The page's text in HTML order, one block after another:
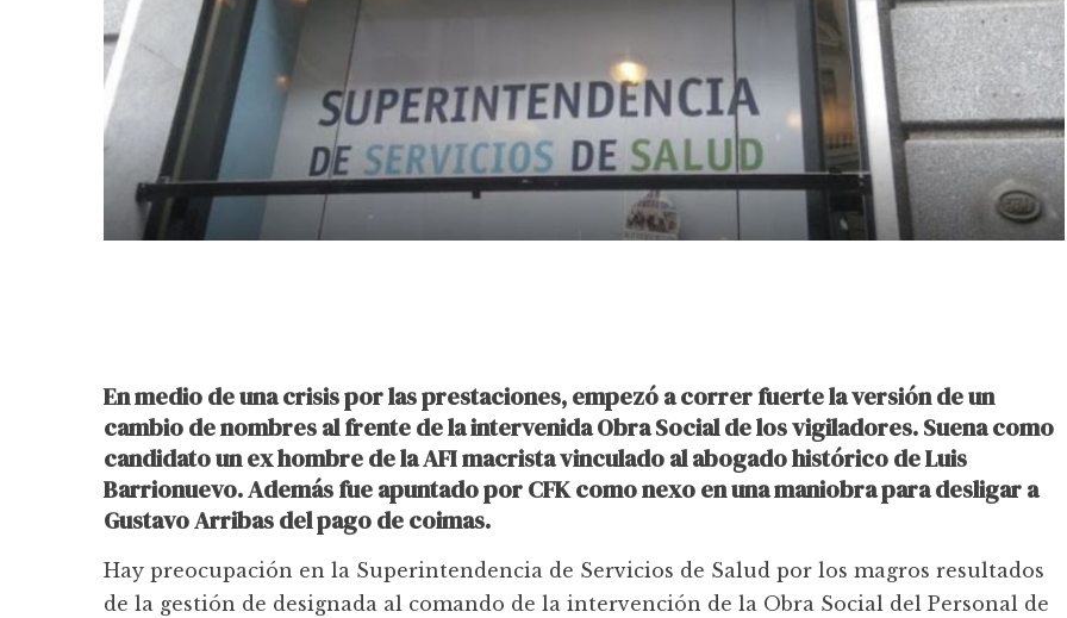
En medio de una crisis por las prestaciones, empezó a correr fuerte la versión de un
cambio de nombres al frente de la intervenida Obra Social de los vigiladores. Suena como
candidato un ex hombre de la AFI macrista vinculado al abogado histórico de Luis
Barrionuevo. Además fue apuntado por CFK como nexo en una maniobra para desligar a
Gustavo Arribas del pago de coimas.
Hay preocupación en la Superintendencia de Servicios de Salud por los magros resultados
de la gestión de designada al comando de la intervención de la Obra Social del Personal de